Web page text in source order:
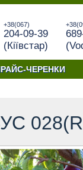
+38(067)
204-09-39
(Кiївстар)
ЧЕРЕНКИ